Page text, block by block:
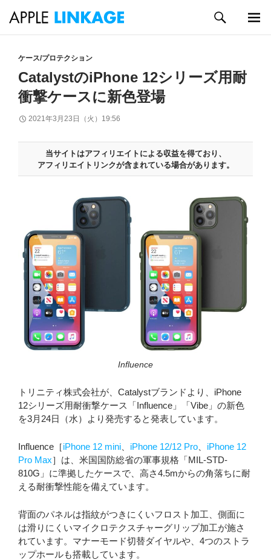
索
ケース/プロテクション
CatalystのiPhone 12シリーズ用耐
衝撃ケースに新色登場
2021年3月23日（火）19:56
当サイトはアフィリエイトによる収益を得ており、
アフィリエイトリンクが含まれている場合があります。
Influence
トリニティ株式会社が、Catalystブランドより、iPhone
12シリーズ用耐衝撃ケース「Influence」「Vibe」の新色
を3月24日（水）より発売すると発表しています。
Influence［iPhone 12 mini iPhone 12/12 Pro
iPhone 12
Pro Max］は、米国国防総省の軍事規格「MIL-STD-
810G」に準拠したケースで、高さ4.5mからの角落ちに耐
える耐衝撃性能を備えています。
背面のパネルは指紋がつきにくいフロスト加工、側面に
は滑りにくいマイクロテクスチャーグリップ加工が施さ
れています。マナーモード切替ダイヤルや、4つのストラ
ップホールも搭載しています。